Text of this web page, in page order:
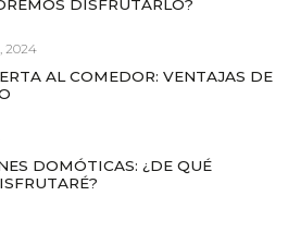
DISFRUTARLO?
2024
AL COMEDOR: VENTAJAS DE
DOMÓTICAS: ¿DE QUÉ